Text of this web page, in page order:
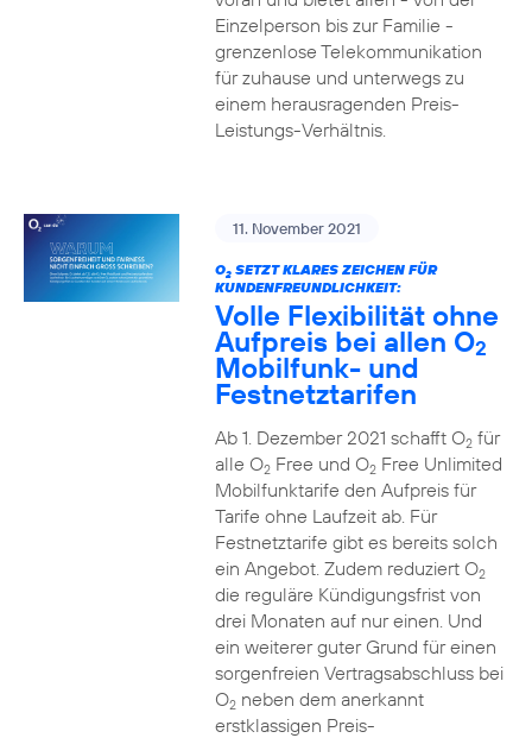
Einzelperson bis zur Familie -
grenzenlose Telekommunikation
für zuhause und unterwegs zu
einem herausragenden Preis-
Leistungs-Verhältnis.
11. November 2021
O2SETZT KLARES ZEICHEN FÜR
KUNDENFREUNDLICHKEIT:
Volle Flexibilität ohne
Aufpreis bei allen O2
Mobilfunk- und
Festnetztarifen
Ab 1. Dezember 2021 schafft O2für
alle O2Free und O2Free Unlimited
Mobilfunktarife den Aufpreis für
Tarife ohne Laufzeit ab. Für
Festnetztarife gibt es bereits solch
ein Angebot. Zudem reduziert O2
die reguläre Kündigungsfrist von
drei Monaten auf nur einen. Und
ein weiterer guter Grund für einen
sorgenfreien Vertragsabschluss bei
O2neben dem anerkannt
erstklassigen Preis-